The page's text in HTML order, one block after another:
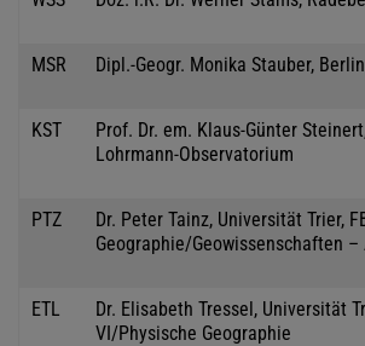
MSR Dipl.-Geogr. Monika Stauber, Berlin
KST
Prof. Dr. em. Klaus-Günter
Lohrmann-Observatorium
PTZ
Dr. Peter Tainz, Universität Trier,
Geographie/Geowissenschaften
ETL
Dr. Elisabeth Tressel, Universität
VI/Physische Geographie